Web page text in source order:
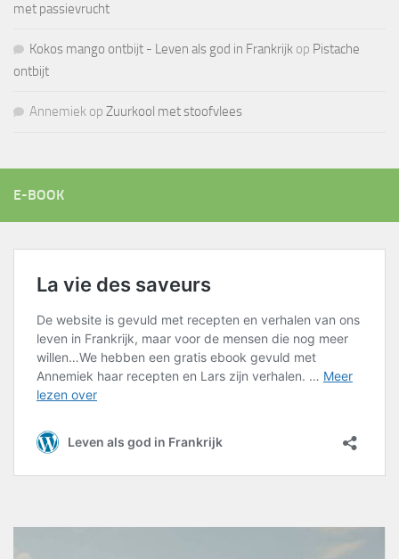
met passievrucht
Kokos mango ontbijt - Leven als god in Frankrijk op Pistache
ontbijt
Annemiek op Zuurkool met stoofvlees
E-BOOK